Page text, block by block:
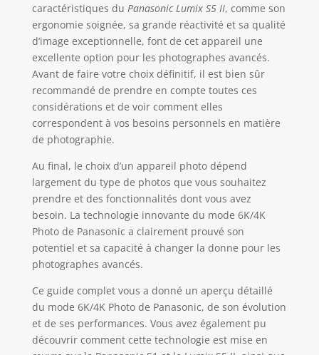
caractéristiques du Panasonic Lumix S5 II, comme son
ergonomie soignée, sa grande réactivité et sa qualité
d’image exceptionnelle, font de cet appareil une
excellente option pour les photographes avancés.
Avant de faire votre choix définitif, il est bien sûr
recommandé de prendre en compte toutes ces
considérations et de voir comment elles
correspondent à vos besoins personnels en matière
de photographie.
Au final, le choix d’un appareil photo dépend
largement du type de photos que vous souhaitez
prendre et des fonctionnalités dont vous avez
besoin. La technologie innovante du mode 6K/4K
Photo de Panasonic a clairement prouvé son
potentiel et sa capacité à changer la donne pour les
photographes avancés.
Ce guide complet vous a donné un aperçu détaillé
du mode 6K/4K Photo de Panasonic, de son évolution
et de ses performances. Vous avez également pu
découvrir comment cette technologie est mise en